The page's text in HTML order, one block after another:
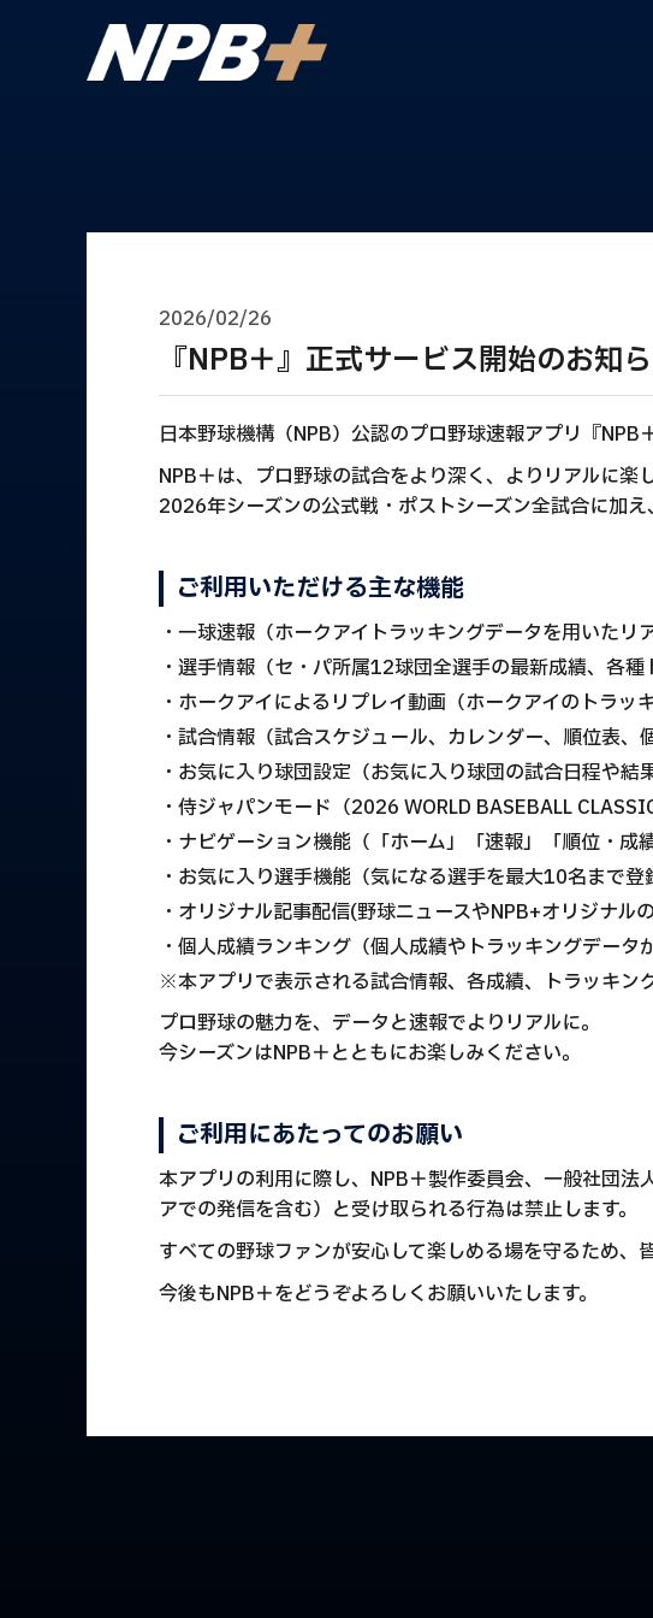
2026/02/26
『NPB＋』正式サービス開始のお知
日本野球機構（NPB）公認のプロ野球速報アプリ『NPB
NPB＋は、プロ野球の試合をより深く、よりリアルに楽
2026年シーズンの公式戦・ポストシーズン全試合に加
ご利用いただける主な機能
・一球速報（ホークアイトラッキングデータを用いたリ
・選手情報（セ・パ所属12球団全選手の最新成績、各
・ホークアイによるリプレイ動画（ホークアイのトラッ
・試合情報（試合スケジュール、カレンダー、順位表、
・お気に入り球団設定（お気に入り球団の試合日程や結
・侍ジャパンモード（2026 WORLD BASEBALL
・ナビゲーション機能（「ホーム」「速報」「順位・
・お気に入り選手機能（気になる選手を最大10名まで登
・オリジナル記事配信(野球ニュースやNPB+オリジナル
・個人成績ランキング（個人成績やトラッキングデータ
※本アプリで表示される試合情報、各成績、トラッキン
プロ野球の魅力を、データと速報でよりリアルに。
今シーズンはNPB＋とともにお楽しみください。
ご利用にあたってのお願い
本アプリの利用に際し、NPB＋製作委員会、一般社団
アでの発信を含む）と受け取られる行為は禁止します。
すべての野球ファンが安心して楽しめる場を守るため、
今後もNPB＋をどうぞよろしくお願いいたします。